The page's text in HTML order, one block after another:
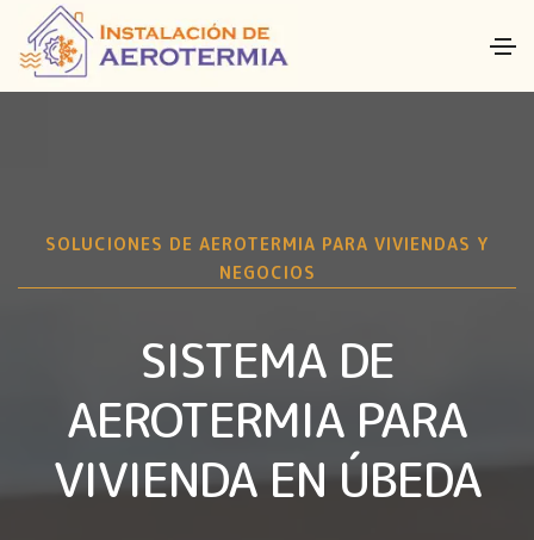
SOLUCIONES DE AEROTERMIA PARA VIVIENDAS Y
NEGOCIOS
SISTEMA DE
AEROTERMIA PARA
VIVIENDA EN ÚBEDA